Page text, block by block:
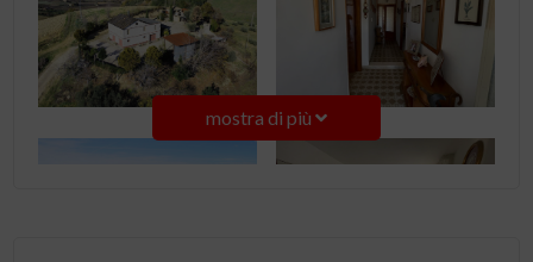
mostra di più